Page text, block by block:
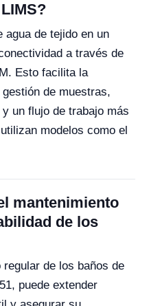
agua de tejido en un
a través de
Esto facilita la
de muestras,
un flujo de trabajo más
modelos como el
mantenimiento
de los
de los baños de
puede extender